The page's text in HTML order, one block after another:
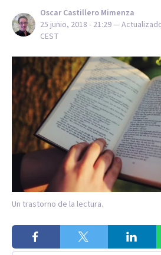
Oscar Castillero Mimenza
25 junio, 2018 - 21:29—
CEST
Un trastorno de la lectura.